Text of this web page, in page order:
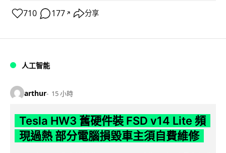
710 177 ↗ 分享
人工智能
arthur 15 小時
Tesla HW3 舊硬件裝 FSD v14 Lite 頻
現過熱 部分電腦損毀車主須自費維修